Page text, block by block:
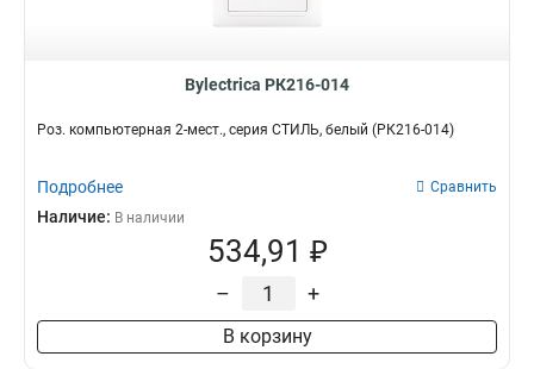
Bylectrica РК216-014
Роз. компьютерная 2-мест., серия СТИЛЬ, белый (РК216-014)
Подробнее Сравнить
Наличие: В наличии
534,91 ₽
– +
В корзину